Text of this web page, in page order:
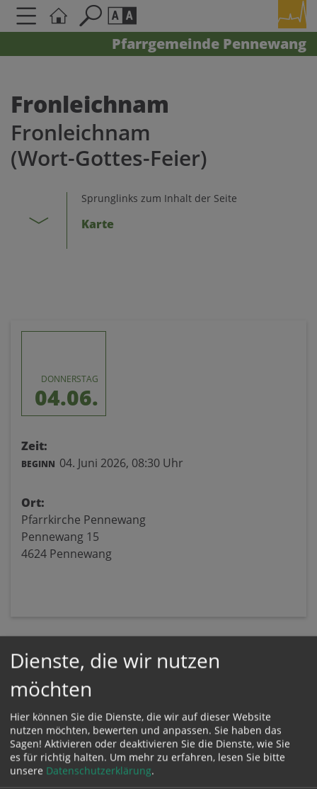
Pfarrgemeinde Pennewang
Schriftgröße
AAA
Kontrasteinstellungen
A A A
Fronleichnam
Fronleichnam
(Wort-Gottes-Feier)
Sprunglinks zum Inhalt der Seite
Karte
DONNERSTAG
04.06.
Zeit:
BEGINN 04. Juni 2026, 08:30 Uhr
Ort:
Pfarrkirche Pennewang
Pennewang 15
4624 Pennewang
Karte:
Zustimmung erforderlich!
Dienste, die wir nutzen
möchten
Hier können Sie die Dienste, die wir auf dieser Website
nutzen möchten, bewerten und anpassen. Sie haben das
Sagen! Aktivieren oder deaktivieren Sie die Dienste, wie Sie
es für richtig halten. Um mehr zu erfahren, lesen Sie bitte
unsere Datenschutzerklärung.